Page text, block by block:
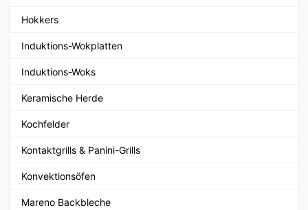
Hokkers
Induktions-Wokplatten
Induktions-Woks
Keramische Herde
Kochfelder
Kontaktgrills & Panini-Grills
Konvektionsöfen
Mareno Backbleche